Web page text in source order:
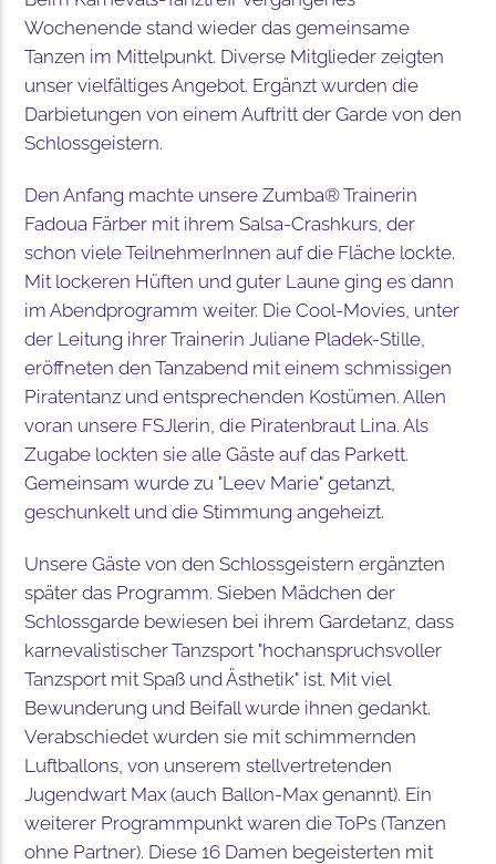
Wochenende stand wieder das gemeinsame
Tanzen im Mittelpunkt. Diverse Mitglieder zeigten
unser vielfältiges Angebot. Ergänzt wurden die
Darbietungen von einem Auftritt der Garde von den
Schlossgeistern.
Den Anfang machte unsere Zumba® Trainerin
Fadoua Färber mit ihrem Salsa-Crashkurs, der
schon viele TeilnehmerInnen auf die Fläche lockte.
Mit lockeren Hüften und guter Laune ging es dann
im Abendprogramm weiter. Die Cool-Movies, unter
der Leitung ihrer Trainerin Juliane Pladek-Stille,
eröffneten den Tanzabend mit einem schmissigen
Piratentanz und entsprechenden Kostümen. Allen
voran unsere FSJlerin, die Piratenbraut Lina. Als
Zugabe lockten sie alle Gäste auf das Parkett.
Gemeinsam wurde zu "Leev Marie" getanzt,
geschunkelt und die Stimmung angeheizt.
Unsere Gäste von den Schlossgeistern ergänzten
später das Programm. Sieben Mädchen der
Schlossgarde bewiesen bei ihrem Gardetanz, dass
karnevalistischer Tanzsport "hochanspruchsvoller
Tanzsport mit Spaß und Ästhetik" ist. Mit viel
Bewunderung und Beifall wurde ihnen gedankt.
Verabschiedet wurden sie mit schimmernden
Luftballons, von unserem stellvertretenden
Jugendwart Max (auch Ballon-Max genannt). Ein
weiterer Programmpunkt waren die ToPs (Tanzen
ohne Partner). Diese 16 Damen begeisterten mit